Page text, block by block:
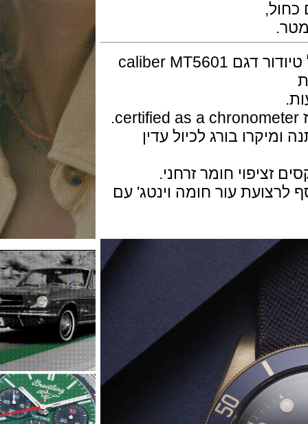
המנגנון מכני אוטומטי ביצור עצמי של טיודור דגם caliber MT5601
בורג לכיול עדין
חומר זרחני.
עור חומה וינטג' עם